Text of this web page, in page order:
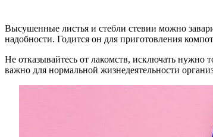
Высушенные листья и стебли стевии можно
надобности. Годится он для приготовления
Не отказывайтесь от лакомств, исключать нужно
важно для нормальной жизнедеятельности